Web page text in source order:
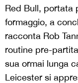
Red Bull, portata
formaggio, a
racconta Rob
routine pre-
sua ormai lunga
Leicester si